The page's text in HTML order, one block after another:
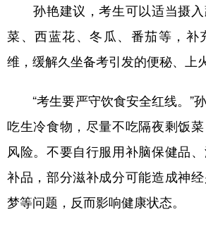
新疆 内蒙古 黑龙
多语种频道
English Español
Русский язык 日本語
Deutsch Português
孙艳建议，考生可以适当摄入
菜、西蓝花、冬瓜、番茄等，补
维，缓解久坐备考引发的便秘、上
“考生要严守饮食安全红线。”
吃生冷食物，尽量不吃隔夜剩饭
风险。不要自行服用补脑保健品
补品，部分滋补成分可能造成神
梦等问题，反而影响健康状态。